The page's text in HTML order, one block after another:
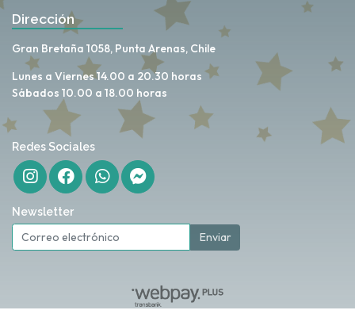
Dirección
Gran Bretaña 1058, Punta Arenas, Chile
Lunes a Viernes 14.00 a 20.30 horas
Sábados 10.00 a 18.00 horas
Redes Sociales
Newsletter
Enviar